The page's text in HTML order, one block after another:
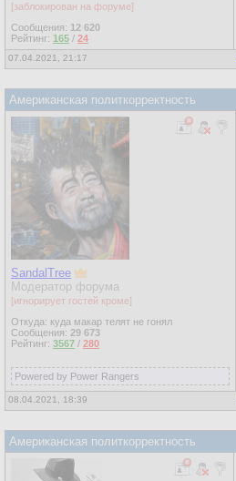
[заблокирован на форуме]
Сообщения: 12 620
Рейтинг: 165 / 24
07.04.2021, 21:17
Американская политкорректность
SandalTree
Модератор форума
[игнорирует гостей кроме]
Откуда: куда макар телят не гонял
Сообщения: 29 673
Рейтинг: 3567 / 280
Powered by Power Rangers
08.04.2021, 18:39
Американская политкорректность